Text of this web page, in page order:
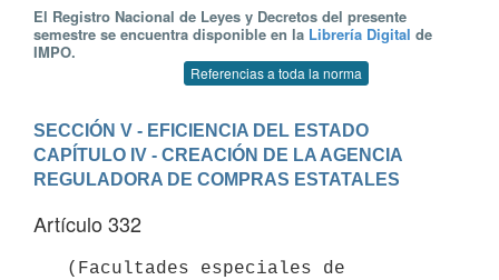
El Registro Nacional de Leyes y Decretos del presente
semestre se encuentra disponible en la Librería Digital de
IMPO.
Referencias a toda la norma
SECCIÓN V - EFICIENCIA DEL ESTADO
CAPÍTULO IV - CREACIÓN DE LA AGENCIA
REGULADORA DE COMPRAS ESTATALES
Artículo 332